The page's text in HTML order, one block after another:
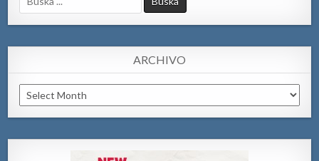
for:
ARCHIVO
Archivo